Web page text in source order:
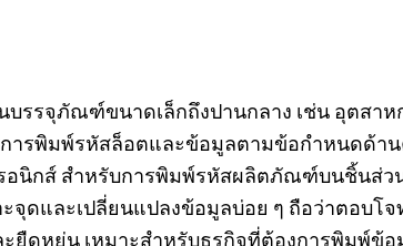
รรจุภัณฑ์ขนาดเล็กถึงปานกลาง เช่น อุตสา
รพิมพ์รหัสล็อตและข้อมูลตามข้อกำหนดด้า
นิกส์ สำหรับการพิมพ์รหัสผลิตภัณฑ์บนชิ้นส่ว
ดและเปลี่ยนแปลงข้อมูลบ่อย ๆ ถือว่าตอบโ
ะยืดหยุ่น เหมาะสำหรับธุรกิจที่ต้องการพิมพ์